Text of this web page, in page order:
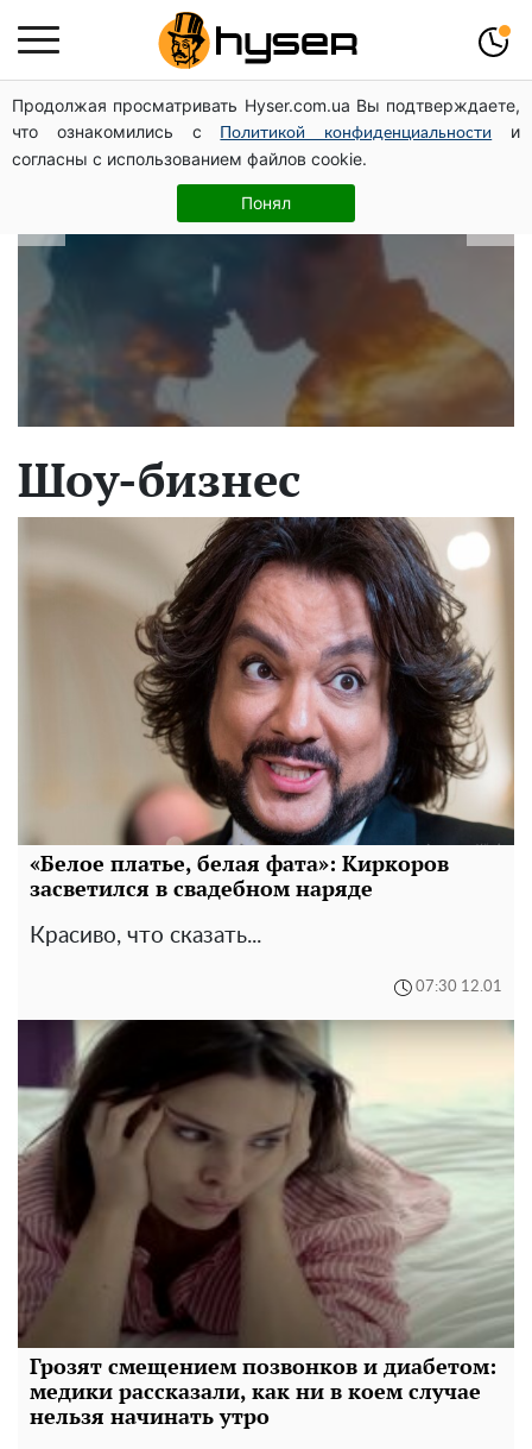
Продолжая просматривать Hyser.com.ua Вы подтверждаете,
что ознакомились с
Политикой конфиденциальности
и
согласны с использованием файлов cookie.
Понял
В какие даты рождаются самые
верные мужчины: лучше сразу
проверить, чтоб потом не страдать
Шоу-бизнес
«Белое платье, белая фата»: Киркоров
засветился в свадебном наряде
Красиво, что сказать...
07:30 12.01
Грозят смещением позвонков и диабетом:
медики рассказали, как ни в коем случае
нельзя начинать утро